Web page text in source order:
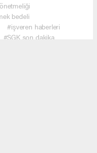
bedeli
#işveren haberleri
#SGK son dakika